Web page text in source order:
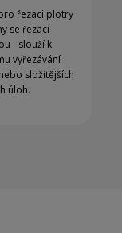
řezací plotry
se řezací
- slouží k
vyřezávání
složitějších
úloh.